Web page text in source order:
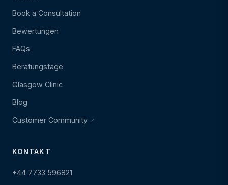
Book a Consultation
Bewertungen
FAQs
Beratungstage
Glasgow Clinic
Blog
Customer Community
KONTAKT
+44 7733 596821